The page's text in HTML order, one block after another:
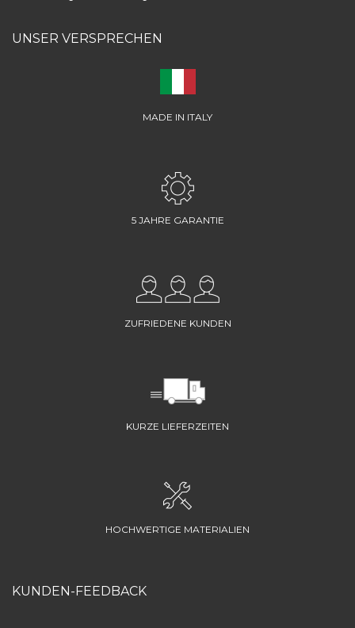
UNSER VERSPRECHEN
MADE IN ITALY
5 JAHRE GARANTIE
ZUFRIEDENE KUNDEN
KURZE LIEFERZEITEN
HOCHWERTIGE MATERIALIEN
KUNDEN-FEEDBACK